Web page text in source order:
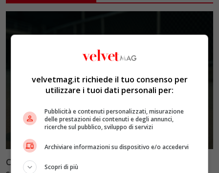
Cronaca e società: il disagio giovanile amplificato dai
velvetmag.it richiede il tuo consenso per
utilizzare i tuoi dati personali per:
Pubblicità e contenuti personalizzati, misurazione
delle prestazioni dei contenuti e degli annunci,
ricerche sul pubblico, sviluppo di servizi
Archiviare informazioni su dispositivo e/o accedervi
Scopri di più